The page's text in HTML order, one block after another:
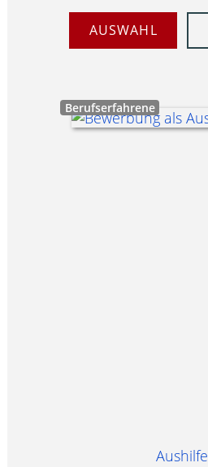
AUSWAHL
Berufserfahrene
Aushilfe